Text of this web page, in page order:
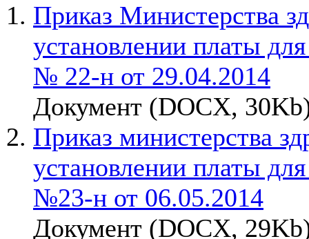
Приказ Министерства
установлении платы
№ 22-н от 29.04.2014
Документ (DOCX,
Приказ министерства
установлении платы
№23-н от 06.05.2014
Документ (DOCX,